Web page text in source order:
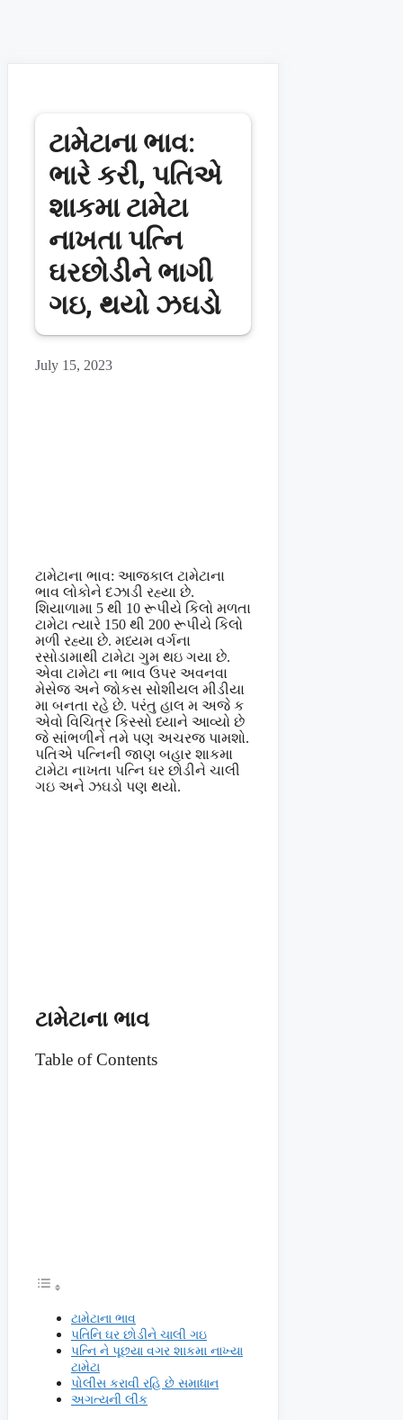
ટામેટાના ભાવ:
ભારે કરી, પતિએ
શાકમા ટામેટા
નાખતા પત્નિ
ઘરછોડીને ભાગી
ગઇ, થયો ઝઘડો
July 15, 2023
ટામેટાના ભાવ: આજકાલ ટામેટાના
ભાવ લોકોને દઝાડી રહ્યા છે.
શિયાળામા 5 થી 10 રૂપીયે કિલો મળતા
ટામેટા ત્યારે 150 થી 200 રૂપીયે કિલો
મળી રહ્યા છે. મધ્યમ વર્ગના
રસોડામાથી ટામેટા ગુમ થઇ ગયા છે.
એવા ટામેટા ના ભાવ ઉપર અવનવા
મેસેજ અને જોકસ સોશીયલ મીડીયા
મા બનતા રહે છે. પરંતુ હાલ મ અજે ક
એવો વિચિત્ર કિસ્સો ધ્યાને આવ્યો છે
જે સાંભળીને તમે પણ અચરજ પામશો.
પતિએ પત્નિની જાણ બહાર શાકમા
ટામેટા નાખતા પત્નિ ઘર છોડીને ચાલી
ગઇ અને ઝઘડો પણ થયો.
ટામેટાના ભાવ
Table of Contents
ટામેટાના ભાવ
પતિનિ ઘર છોડીને ચાલી ગઇ
પત્નિ ને પૂછયા વગર શાકમા નાખ્યા
ટામેટા
પોલીસ કરાવી રહિ છે સમાધાન
અગત્યની લીંક